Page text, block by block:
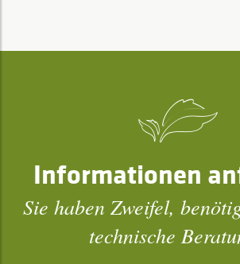
Informationen
Sie haben Zweifel,
technische